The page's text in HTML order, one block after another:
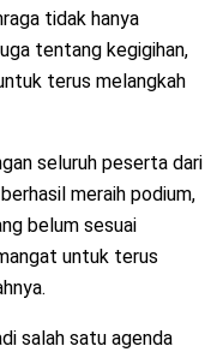
tidak hanya
tentang kegigihan,
terus melangkah
seluruh peserta dari
meraih podium,
belum sesuai
untuk terus
salah satu agenda